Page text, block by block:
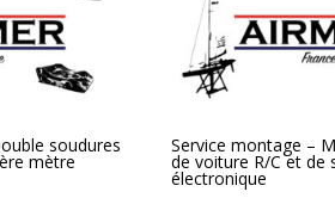
soudures
mètre
Service montage –
de voiture R/C et de
électronique